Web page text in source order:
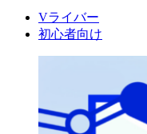
Vライバー
初心者向け